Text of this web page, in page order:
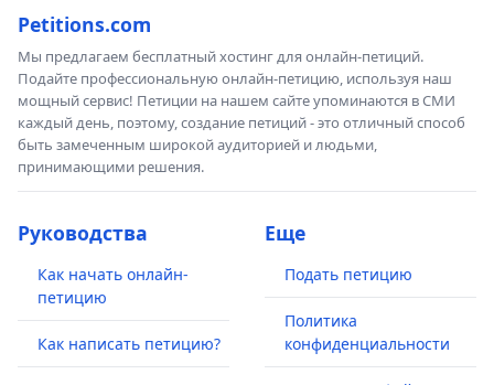
Petitions.com
Мы предлагаем бесплатный хостинг для онлайн-петиций.
Подайте профессиональную онлайн-петицию, используя наш
мощный сервис! Петиции на нашем сайте упоминаются в СМИ
каждый день, поэтому, создание петиций - это отличный способ
быть замеченным широкой аудиторией и людьми,
принимающими решения.
Руководства
Как начать онлайн-
петицию
Как написать петицию?
Еще
Подать петицию
Политика
конфиденциальности